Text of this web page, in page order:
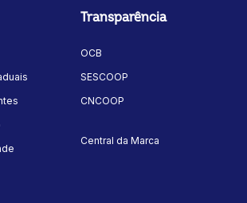
Transparência
OCB
SESCOOP
CNCOOP
Central da Marca